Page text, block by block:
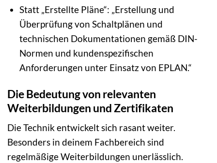
Statt „Erstellte Pläne“: „Erstellung und
Überprüfung von Schaltplänen und
technischen Dokumentationen gemäß DIN-
Normen und kundenspezifischen
Anforderungen unter Einsatz von EPLAN.“
Die Bedeutung von relevanten
Weiterbildungen und Zertifikaten
Die Technik entwickelt sich rasant weiter.
Besonders in deinem Fachbereich sind
regelmäßige Weiterbildungen unerlässlich.